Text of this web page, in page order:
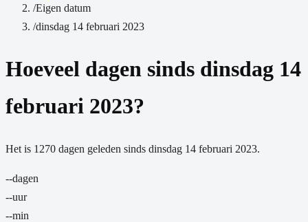
/Eigen datum
/dinsdag 14 februari 2023
Hoeveel dagen sinds dinsdag 14
februari 2023?
Het is 1270 dagen geleden sinds dinsdag 14 februari 2023.
--dagen
--uur
--min